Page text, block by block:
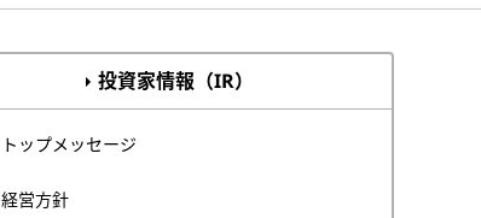
投資家情報（IR）
トップメッセージ
経営方針